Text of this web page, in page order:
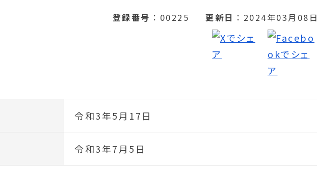
登録番号 00225 更新日 2024年03月08日
令和3年5月17日
令和3年7月5日